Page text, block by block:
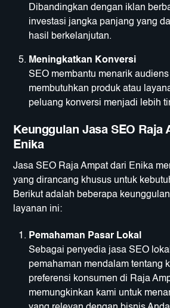
Dibandingkan dengan iklan
investasi jangka panjang yang
hasil berkelanjutan.
Meningkatkan Konversi
SEO membantu menarik
membutuhkan produk atau
peluang konversi menjadi lebih
Keunggulan Jasa SEO Raja
Enika
Jasa SEO Raja Ampat dari Enika
yang dirancang khusus untuk
Berikut adalah beberapa
layanan ini:
Pemahaman Pasar Lokal
Sebagai penyedia jasa SEO
pemahaman mendalam tentang
preferensi konsumen di Raja
memungkinkan kami untuk